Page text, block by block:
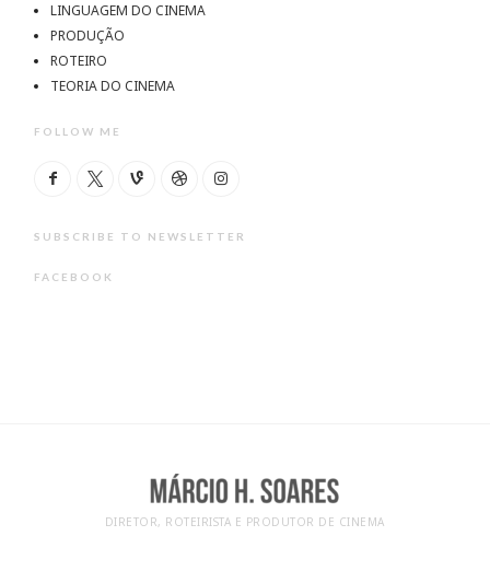
LINGUAGEM DO CINEMA
PRODUÇÃO
ROTEIRO
TEORIA DO CINEMA
FOLLOW ME
SUBSCRIBE TO NEWSLETTER
FACEBOOK
DIRETOR, ROTEIRISTA E PRODUTOR DE CINEMA